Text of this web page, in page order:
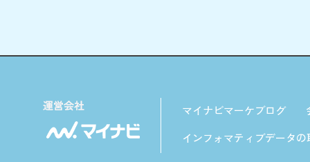
マイナビマーケブログ
インフォマティブデータ